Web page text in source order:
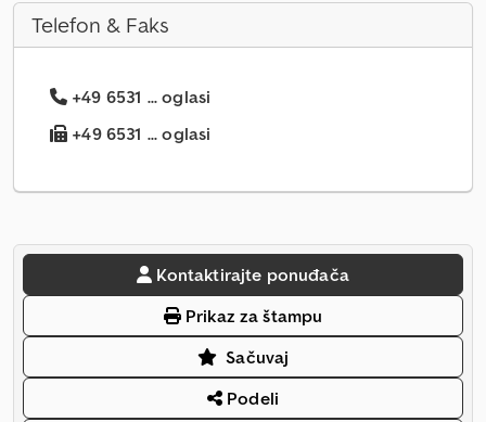
Telefon & Faks
+49 6531 ... oglasi
+49 6531 ... oglasi
Kontaktirajte ponuđača
Prikaz za štampu
Sačuvaj
Podeli